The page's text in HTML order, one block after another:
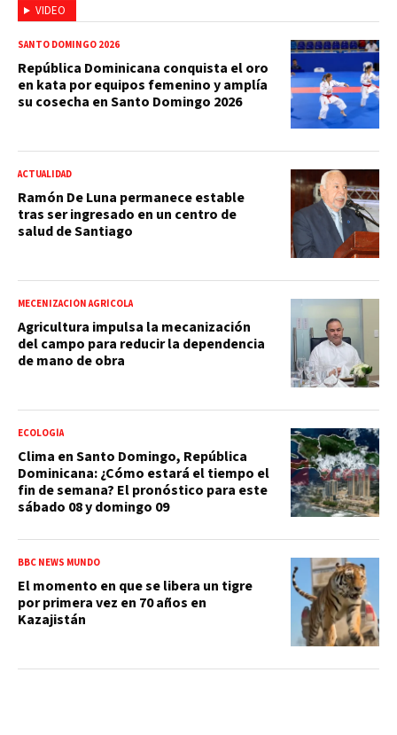
VIDEO
SANTO DOMINGO 2026
República Dominicana conquista el oro
en kata por equipos femenino y amplía
su cosecha en Santo Domingo 2026
ACTUALIDAD
Ramón De Luna permanece estable
tras ser ingresado en un centro de
salud de Santiago
MECENIZACIÓN AGRÍCOLA
Agricultura impulsa la mecanización
del campo para reducir la dependencia
de mano de obra
ECOLOGÍA
Clima en Santo Domingo, República
Dominicana: ¿Cómo estará el tiempo el
fin de semana? El pronóstico para este
sábado 08 y domingo 09
BBC NEWS MUNDO
El momento en que se libera un tigre
por primera vez en 70 años en
Kazajistán